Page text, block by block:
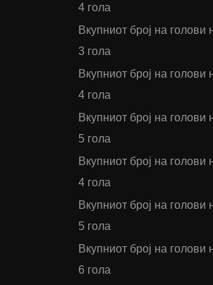
4 гола
Вкупниот број на
3 гола
Вкупниот број на
4 гола
Вкупниот број на
5 гола
Вкупниот број на
4 гола
Вкупниот број на
5 гола
Вкупниот број на
6 гола